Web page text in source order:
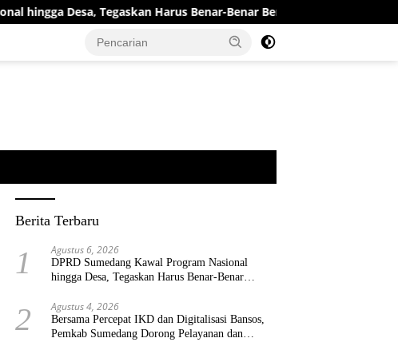
Tegaskan Harus Benar-Benar Berpihak kepada Rakyat
Berita Terbaru
1 Agustus 6, 2026
DPRD Sumedang Kawal Program Nasional
hingga Desa, Tegaskan Harus Benar-Benar
2 Agustus 4, 2026
Bersama Percepat IKD dan Digitalisasi Bansos,
Pemkab Sumedang Dorong Pelayanan dan